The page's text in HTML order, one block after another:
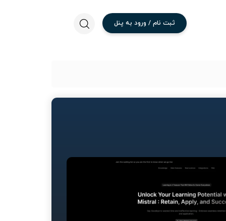
ثبت نام / ورود به پنل